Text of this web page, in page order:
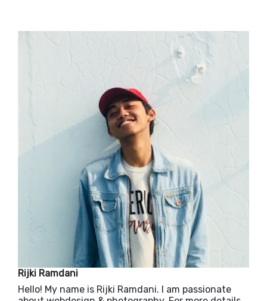
Rijki Ramdani
Hello! My name is Rijki Ramdani. I am passionate